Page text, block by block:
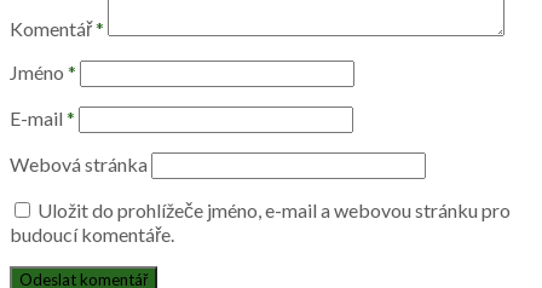
Komentář*
Jméno *
E-mail *
Webová stránka
Uložit do prohlížeče jméno, e-mail a webovou stránku pro
budoucí komentáře.